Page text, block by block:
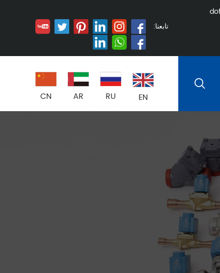
تابعنا:
EN
RU
AR
CN